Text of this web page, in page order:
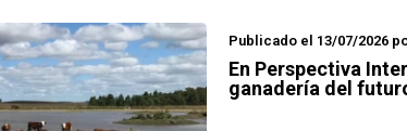
Publicado el 13/07/2026
En Perspectiva
ganadería del